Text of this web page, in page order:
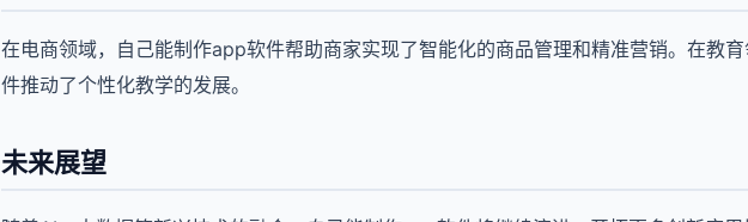
在电商领域，自己能制作app软件帮助商家实现了智能化的商品管理和精准营销。在教
件推动了个性化教学的发展。
未来展望